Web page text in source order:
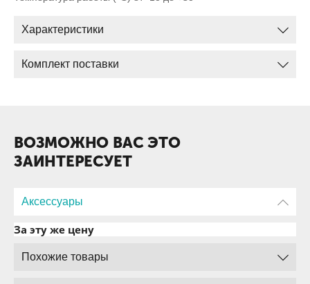
Характеристики
Комплект поставки
ВОЗМОЖНО ВАС ЭТО
ЗАИНТЕРЕСУЕТ
Аксессуары
За эту же цену
Похожие товары